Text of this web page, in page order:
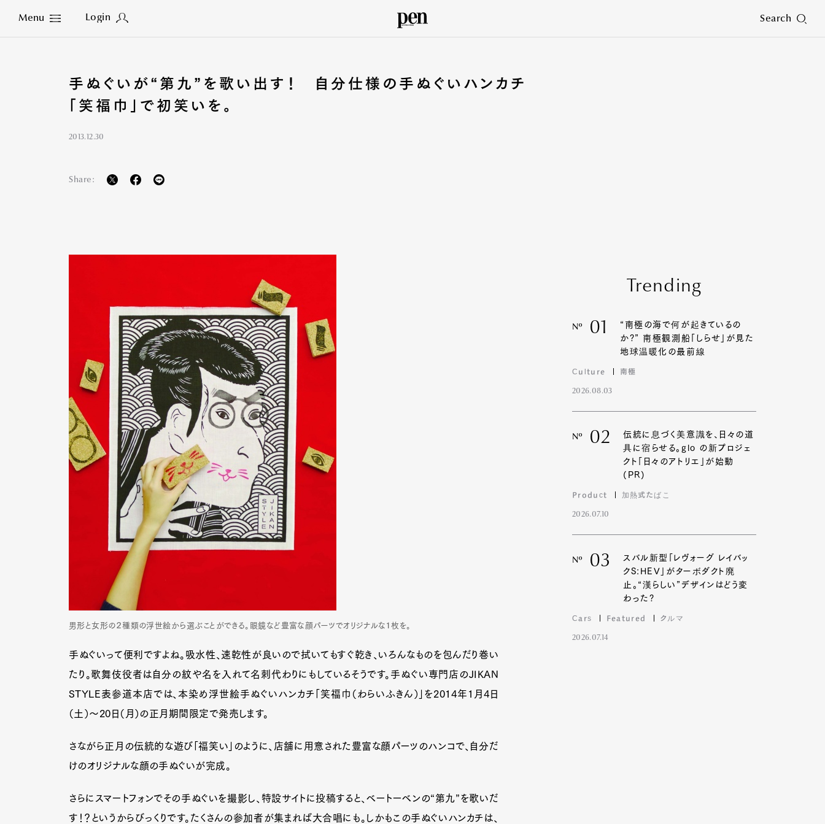
Menu Login Search
Close
手ぬぐいが“第九”を歌い出す！ 自分仕様の手ぬぐいハンカチ
「笑福巾」で初笑いを。
2013.12.30
Share:
男形と女形の２種類の浮世絵から選ぶことができる。眼鏡など豊富な顔パーツでオリジナルな１枚を。
手ぬぐいって便利ですよね。吸水性、速乾性が良いので拭いてもすぐ乾き、いろんなものを包んだり巻い
たり。歌舞伎役者は自分の紋や名を入れて名刺代わりにもしているそうです。手ぬぐい専門店のJIKAN
STYLE表参道本店では、本染め浮世絵手ぬぐいハンカチ「笑福巾（わらいふきん）」を2014年1月4日
（土）～20日（月）の正月期間限定で発売します。
さながら正月の伝統的な遊び「福笑い」のように、店舗に用意された豊富な顔パーツのハンコで、自分だ
けのオリジナルな顔の手ぬぐいが完成。
さらにスマートフォンでその手ぬぐいを撮影し、特設サイトに投稿すると、ベートーベンの“第九”を歌いだ
す！？というからびっくりです。たくさんの参加者が集まれば大合唱にも。しかもこの手ぬぐいハンカチは、
Trending
Nº 01
“南極の海で何が起きているの
か?” 南極観測船「しらせ」が見た
地球温暖化の最前線
Culture 南極
2026.08.03
Nº 02
伝統に息づく美意識を、日々の道
具に宿らせる。glo の新プロジェ
クト「日々のアトリエ」が始動
(PR)
Product 加熱式たばこ
2026.07.10
Nº 03
スバル新型「レヴォーグ レイバッ
クS:HEV」がターボダクト廃
止。“漢らしい”デザインはどう変
わった?
Cars Featured クルマ
2026.07.14